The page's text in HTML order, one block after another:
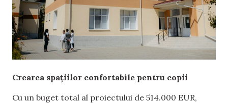
Crearea spațiilor confortabile pentru copii
Cu un buget total al proiectului de 514.000 EUR,